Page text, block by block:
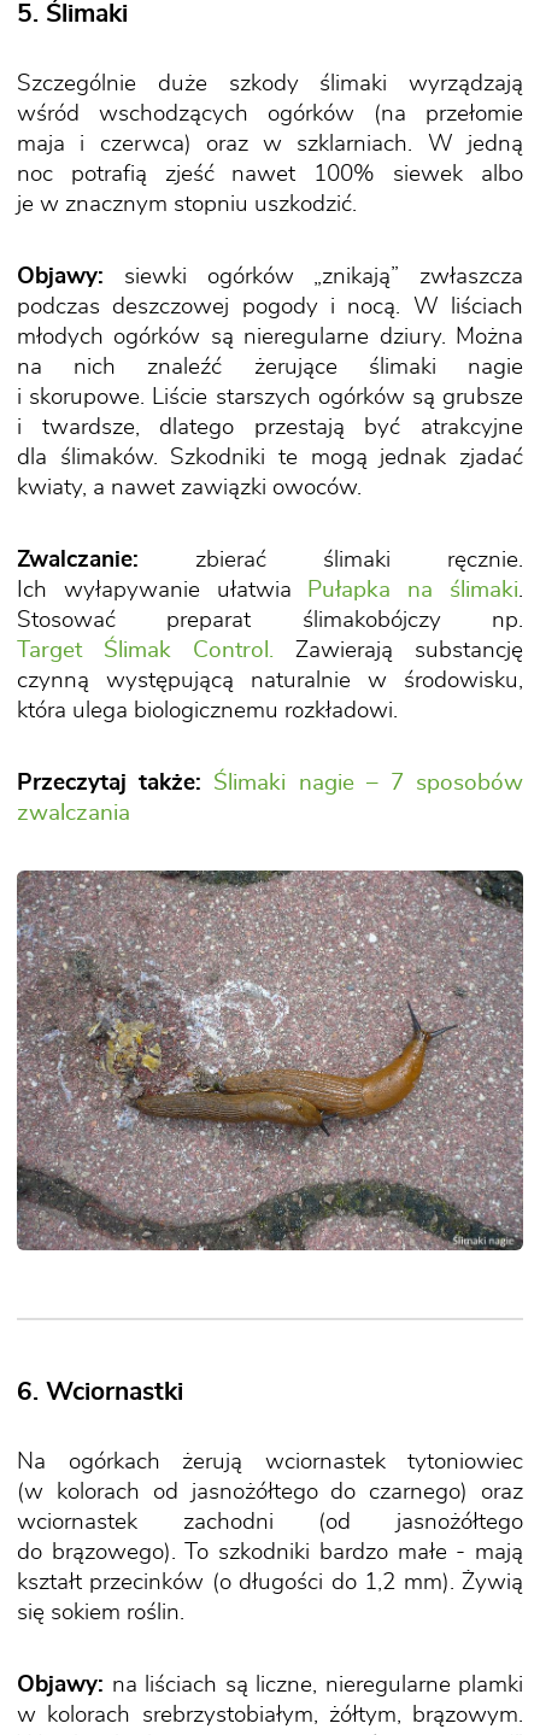
5. Ślimaki
Szczególnie duże szkody ślimaki wyrządzają
wśród wschodzących ogórków (na przełomie
maja i czerwca) oraz w szklarniach. W jedną
noc potrafią zjeść nawet 100% siewek albo
je w znacznym stopniu uszkodzić.
Objawy: siewki ogórków „znikają” zwłaszcza
podczas deszczowej pogody i nocą. W liściach
młodych ogórków są nieregularne dziury. Można
na nich znaleźć żerujące ślimaki nagie
i skorupowe. Liście starszych ogórków są grubsze
i twardsze, dlatego przestają być atrakcyjne
dla ślimaków. Szkodniki te mogą jednak zjadać
kwiaty, a nawet zawiązki owoców.
Zwalczanie: zbierać ślimaki ręcznie.
Ich wyłapywanie ułatwia
Pułapka na ślimaki.
Stosować preparat ślimakobójczy np.
Target Ślimak Control. Zawierają substancję
czynną występującą naturalnie w środowisku,
która ulega biologicznemu rozkładowi.
Przeczytaj także:
Ślimaki nagie – 7 sposobów
zwalczania
6. Wciornastki
Na ogórkach żerują wciornastek tytoniowiec
(w kolorach od jasnożółtego do czarnego) oraz
wciornastek zachodni (od jasnożółtego
do brązowego). To szkodniki bardzo małe - mają
kształt przecinków (o długości do 1,2 mm). Żywią
się sokiem roślin.
Objawy: na liściach są liczne, nieregularne plamki
w kolorach srebrzystobiałym, żółtym, brązowym.